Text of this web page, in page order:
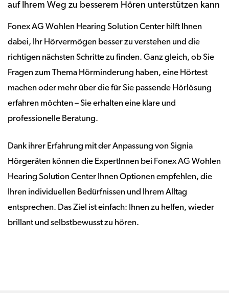
auf Ihrem Weg zu besserem Hören unterstützen kann
Fonex AG Wohlen Hearing Solution Center hilft Ihnen
dabei, Ihr Hörvermögen besser zu verstehen und die
richtigen nächsten Schritte zu finden. Ganz gleich, ob Sie
Fragen zum Thema Hörminderung haben, eine Hörtest
machen oder mehr über die für Sie passende Hörlösung
erfahren möchten – Sie erhalten eine klare und
professionelle Beratung.
Dank ihrer Erfahrung mit der Anpassung von Signia
Hörgeräten können die ExpertInnen bei Fonex AG Wohlen
Hearing Solution Center Ihnen Optionen empfehlen, die
Ihren individuellen Bedürfnissen und Ihrem Alltag
entsprechen. Das Ziel ist einfach: Ihnen zu helfen, wieder
brillant und selbstbewusst zu hören.